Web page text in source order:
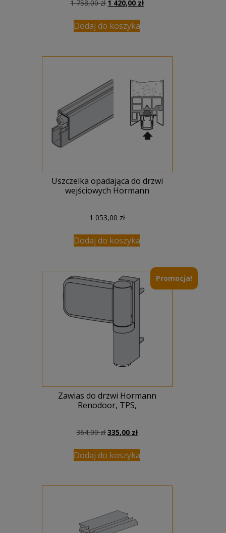
1 758,00zł Pierwotna
wynosiła:
1
1 420,00 złAktualna
Dodaj do koszyka
Uszczelka opadająca do drzwi
wejściowych Hormann
1 053,00 zł
Dodaj do koszyka
Promocja!
Zawias do drzwi Hormann
Renodoor, TPS,
364,00złPierwotna
wynosiła:
364,00 zł.
335,00 złAktualna
wynosi:
335,00 zł.
Dodaj do koszyka